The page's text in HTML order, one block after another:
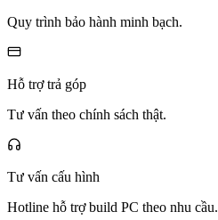
Quy trình bảo hành minh bạch.
Hỗ trợ trả góp
Tư vấn theo chính sách thật.
Tư vấn cấu hình
Hotline hỗ trợ build PC theo nhu cầu.